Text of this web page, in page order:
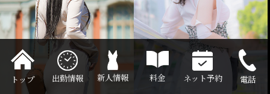
トップ 出勤情報 新人情報 料金 ネット予約 電話